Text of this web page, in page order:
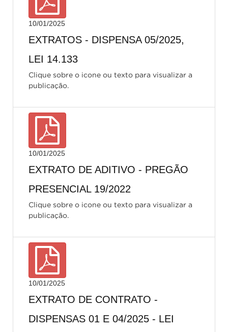
10/01/2025
EXTRATOS - DISPENSA 05/2025,
LEI 14.133
Clique sobre o icone ou texto para visualizar a
publicação.
10/01/2025
EXTRATO DE ADITIVO - PREGÃO
PRESENCIAL 19/2022
Clique sobre o icone ou texto para visualizar a
publicação.
10/01/2025
EXTRATO DE CONTRATO -
DISPENSAS 01 E 04/2025 - LEI